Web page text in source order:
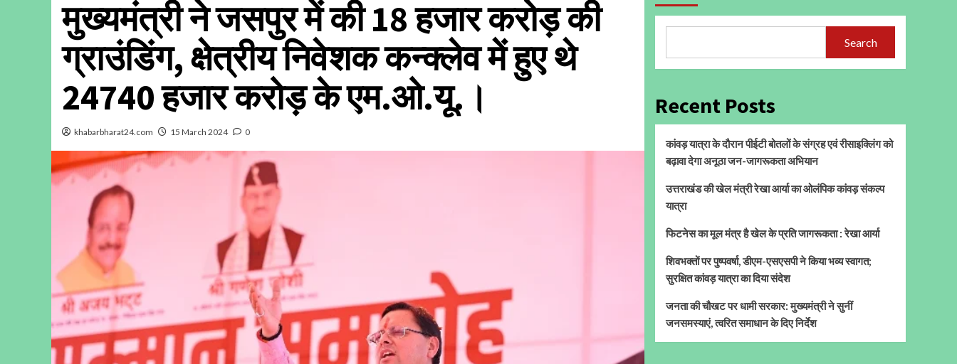
मुख्यमंत्री ने जसपुर में की 18 हजार करोड़ की
ग्राउंडिंग, क्षेत्रीय निवेशक कन्क्लेव में हुए थे
24740 हजार करोड़ के एम.ओ.यू.।
khabarbharat24.com 15 March 2024 0
Search
Recent Posts
कांवड़ यात्रा के दौरान पीईटी बोतलों के संग्रह एवं रीसाइक्लिंग को
बढ़ावा देगा अनूठा जन-जागरूकता अभियान
उत्तराखंड की खेल मंत्री रेखा आर्या का ओलंपिक कांवड़ संकल्प
यात्रा
फिटनेस का मूल मंत्र है खेल के प्रति जागरूकता : रेखा आर्या
शिवभक्तों पर पुष्पवर्षा, डीएम-एसएसपी ने किया भव्य स्वागत;
सुरक्षित कांवड़ यात्रा का दिया संदेश
जनता की चौखट पर धामी सरकार: मुख्यमंत्री ने सुनीं
जनसमस्याएं, त्वरित समाधान के दिए निर्देश